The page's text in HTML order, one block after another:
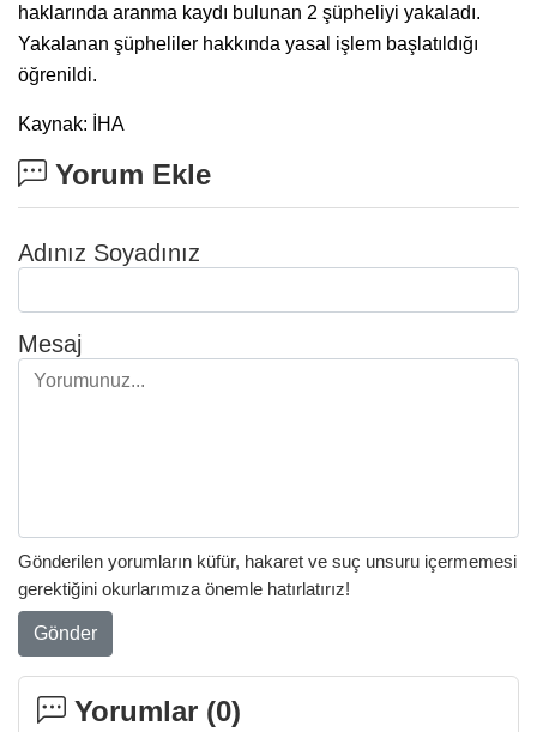
haklarında aranma kaydı bulunan 2 şüpheliyi yakaladı.
Yakalanan şüpheliler hakkında yasal işlem başlatıldığı
öğrenildi.
Kaynak: İHA
Yorum Ekle
Adınız Soyadınız
Mesaj
Gönderilen yorumların küfür, hakaret ve suç unsuru içermemesi
gerektiğini okurlarımıza önemle hatırlatırız!
Gönder
Yorumlar (0)